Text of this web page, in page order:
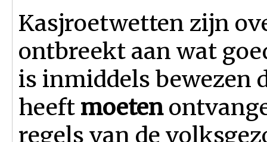
Kasjroetwetten zijn
ontbreekt aan wat
is inmiddels bewezen
heeft moeten
regels van de